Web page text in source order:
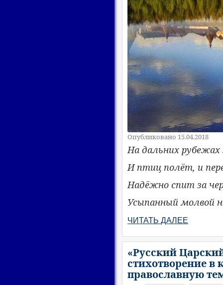
Опубликовано 15.04.2018
На дальних
И птиц полёт, и
Надёжно спит за
Усыпанный молвой
ЧИТАТЬ ДАЛЕЕ
«Русский
стихотворение в
православную